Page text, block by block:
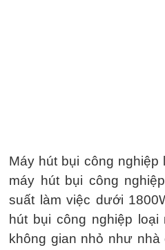
Máy hút bụi công nghiệp
máy hút bụi công
suất làm việc dưới
hút bụi công nghiệp
không gian nhỏ như